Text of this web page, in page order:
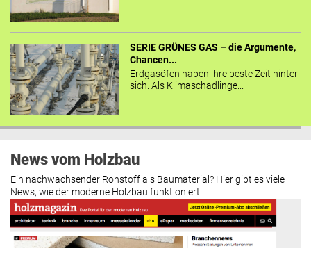
SERIE GRÜNES GAS – die Argumente,
Chancen...
Erdgasöfen haben ihre beste Zeit hinter
sich. Als Klimaschädlinge...
News vom Holzbau
Ein nachwachsender Rohstoff als Baumaterial? Hier gibt es viele
News, wie der moderne Holzbau funktioniert.